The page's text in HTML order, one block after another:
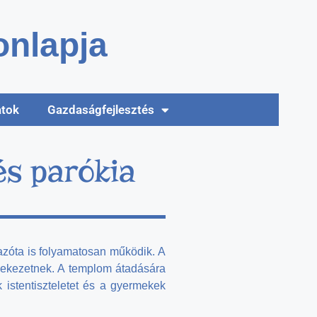
Gazdaságfejlesztés
parókia
is folyamatosan működik. A
A templom átadására
és a gyermekek